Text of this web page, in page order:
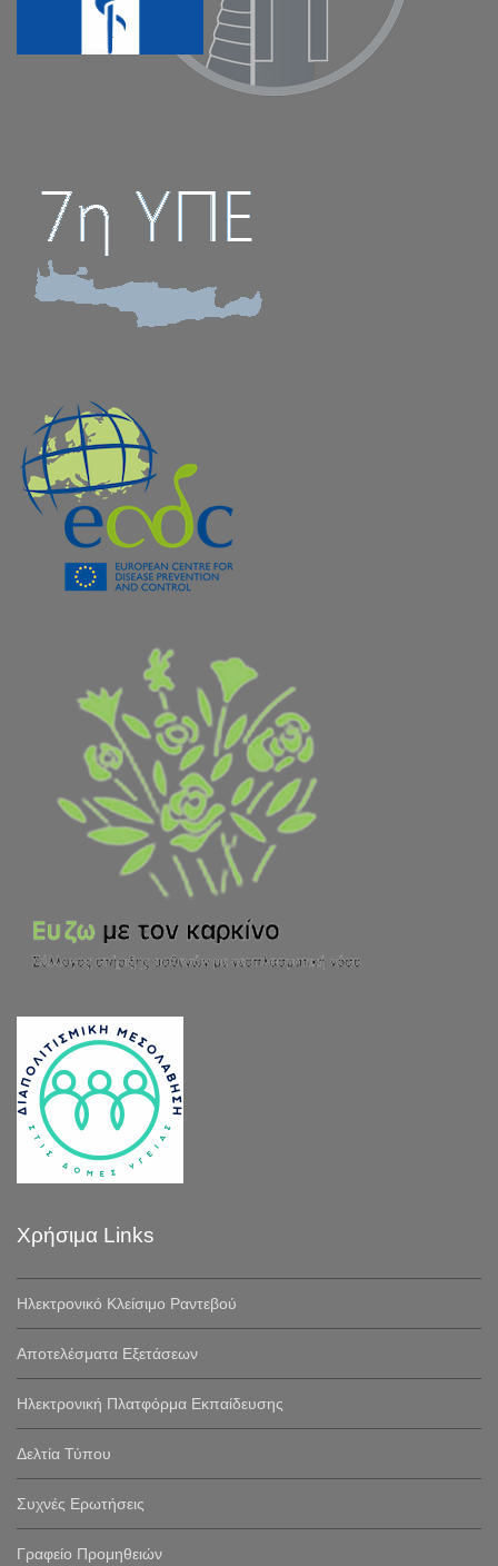
Χρήσιμα Links
Ηλεκτρονικό Κλείσιμο Ραντεβού
Αποτελέσματα Εξετάσεων
Ηλεκτρονική Πλατφόρμα Εκπαίδευσης
Δελτία Τύπου
Συχνές Ερωτήσεις
Γραφείο Προμηθειών